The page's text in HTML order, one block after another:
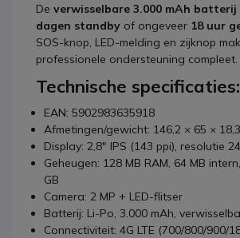
De verwisselbare 3.000 mAh batterij
dagen standby of ongeveer 18 uur
SOS-knop, LED-melding en zijknop
professionele ondersteuning compleet.
Technische specificaties:
EAN: 5902983635918
Afmetingen/gewicht: 146,2 × 65 ×
Display: 2,8″ IPS (143 ppi), resolutie
Geheugen: 128 MB RAM, 64 MB
GB
Camera: 2 MP + LED-flitser
Batterij: Li-Po, 3.000 mAh,
Connectiviteit: 4G LTE (700/800/900/